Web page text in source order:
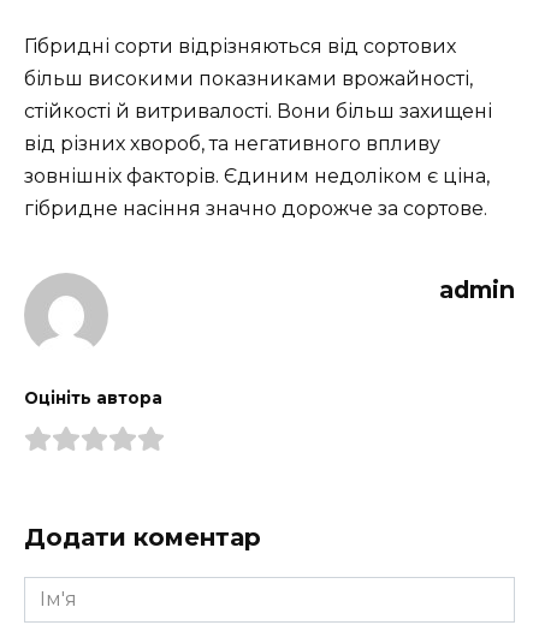
Гібридні сорти відрізняються від сортових
більш високими показниками врожайності,
стійкості й витривалості. Вони більш захищені
від різних хвороб, та негативного впливу
зовнішніх факторів. Єдиним недоліком є ціна,
гібридне насіння значно дорожче за сортове.
admin
Оцініть автора
Додати коментар
Ім'я
*